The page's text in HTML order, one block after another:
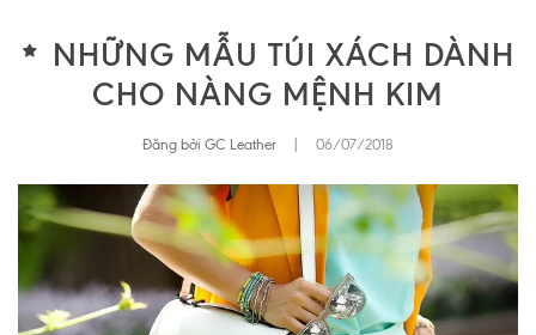
NHỮNG MẪU TÚI XÁCH DÀNH
CHO NÀNG MỆNH KIM
Đăng bởi GC Leather 06/07/2018